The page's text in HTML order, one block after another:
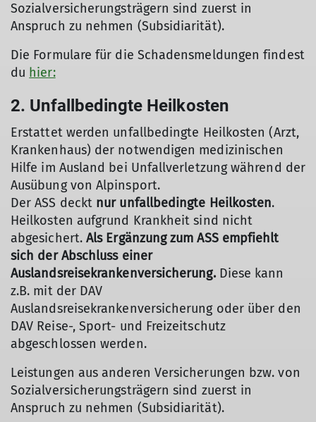
Sozialversicherungsträgern sind zuerst in
Anspruch zu nehmen (Subsidiarität).
Die Formulare für die Schadensmeldungen findest
du hier:
2. Unfallbedingte Heilkosten
Erstattet werden unfallbedingte Heilkosten (Arzt,
Krankenhaus) der notwendigen medizinischen
Hilfe im Ausland bei Unfallverletzung während der
Ausübung von Alpinsport.
Der ASS deckt nur unfallbedingte Heilkosten.
Heilkosten aufgrund Krankheit sind nicht
abgesichert.Als Ergänzung zum ASS empfiehlt
sich der Abschluss einer
Auslandsreisekrankenversicherung.Diese kann
z.B. mit der DAV
Auslandsreisekrankenversicherung oder über den
DAV Reise-, Sport- und Freizeitschutz
abgeschlossen werden.
Leistungen aus anderen Versicherungen bzw. von
Sozialversicherungsträgern sind zuerst in
Anspruch zu nehmen (Subsidiarität).